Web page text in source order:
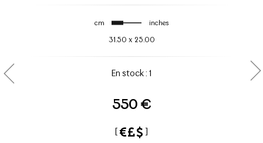
cm inches
31.50 x 25.00
En stock : 1
550 €
[ ]